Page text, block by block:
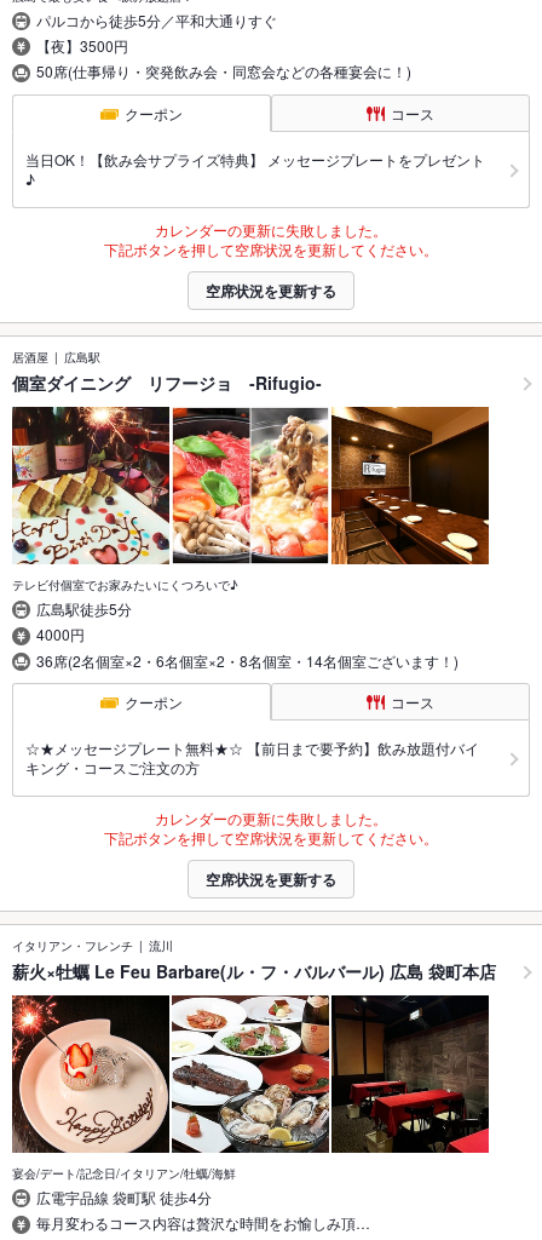
パルコから徒歩5分／平和大通りすぐ
【夜】3500円
50席(仕事帰り・突発飲み会・同窓会などの各種宴会に！)
クーポン コース
当日OK！【飲み会サプライズ特典】 メッセージプレートをプレゼント
♪
カレンダーの更新に失敗しました。
下記ボタンを押して空席状況を更新してください。
空席状況を更新する
居酒屋 広島駅
個室ダイニング リフージョ -Rifugio-
テレビ付個室でお家みたいにくつろいで♪
広島駅徒歩5分
4000円
36席(2名個室×2・6名個室×2・8名個室・14名個室ございます！)
クーポン コース
☆★メッセージプレート無料★☆ 【前日まで要予約】飲み放題付バイ
キング・コースご注文の方
カレンダーの更新に失敗しました。
下記ボタンを押して空席状況を更新してください。
空席状況を更新する
イタリアン・フレンチ 流川
薪火×牡蠣 Le Feu Barbare(ル・フ・バルバール) 広島 袋町本店
宴会/デート/記念日/イタリアン/牡蠣/海鮮
広電宇品線 袋町駅 徒歩4分
毎月変わるコース内容は贅沢な時間をお愉しみ頂…